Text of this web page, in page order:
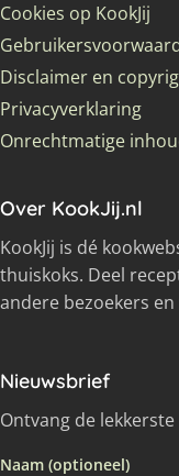
Cookies op KookJij
Disclaimer en
Privacyverklaring
Onrechtmatige
Over KookJij.nl
KookJij is dé
thuiskoks. Deel
andere bezoekers
Nieuwsbrief
Ontvang de
Naam (optioneel)